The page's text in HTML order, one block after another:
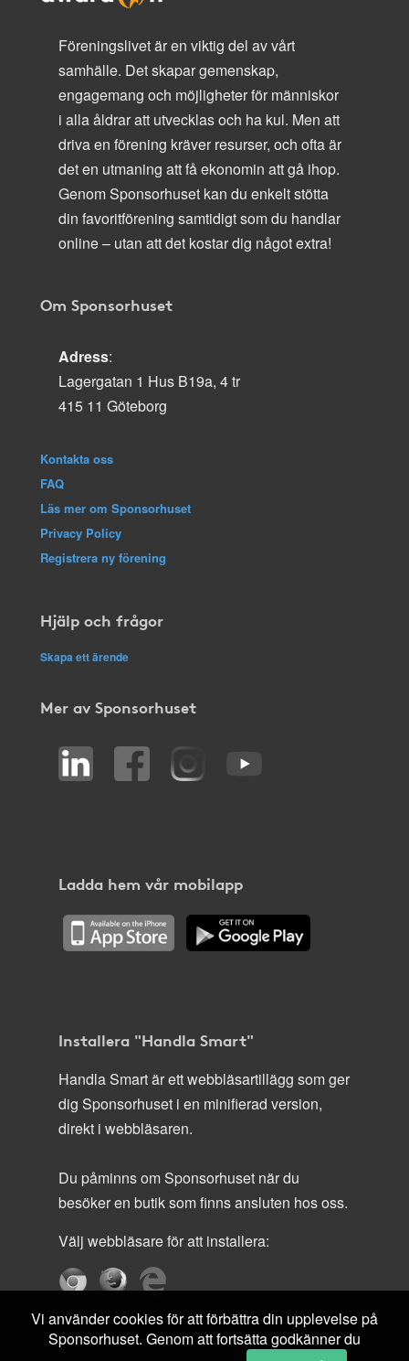
Föreningslivet är en viktig del av vårt
samhälle. Det skapar gemenskap,
engagemang och möjligheter för människor
i alla åldrar att utvecklas och ha kul. Men att
driva en förening kräver resurser, och ofta är
det en utmaning att få ekonomin att gå ihop.
Genom Sponsorhuset kan du enkelt stötta
din favoritförening samtidigt som du handlar
online – utan att det kostar dig något extra!
Om Sponsorhuset
Adress:
Lagergatan 1 Hus B19a, 4 tr
415 11 Göteborg
Kontakta oss
FAQ
Läs mer om Sponsorhuset
Privacy Policy
Registrera ny förening
Hjälp och frågor
Skapa ett ärende
Mer av Sponsorhuset
Ladda hem vår mobilapp
Installera "Handla Smart"
Handla Smart är ett webbläsartillägg som ger
dig Sponsorhuset i en minifierad version,
direkt i webbläsaren.
Du påminns om Sponsorhuset när du
besöker en butik som finns ansluten hos oss.
Välj webbläsare för att installera:
Vi använder cookies för att förbättra din upplevelse på
Sponsorhuset. Genom att fortsätta godkänner du